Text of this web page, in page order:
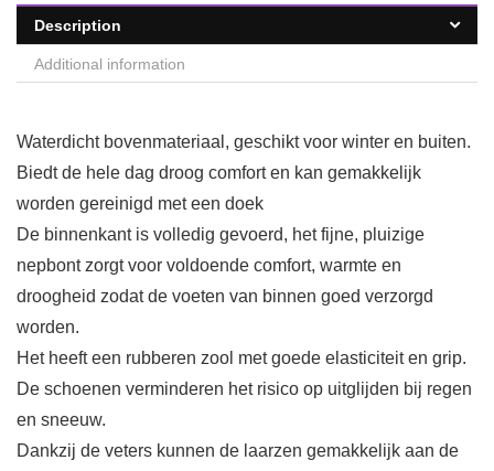
Description
Additional information
Waterdicht bovenmateriaal, geschikt voor winter en buiten.
Biedt de hele dag droog comfort en kan gemakkelijk
worden gereinigd met een doek
De binnenkant is volledig gevoerd, het fijne, pluizige
nepbont zorgt voor voldoende comfort, warmte en
droogheid zodat de voeten van binnen goed verzorgd
worden.
Het heeft een rubberen zool met goede elasticiteit en grip.
De schoenen verminderen het risico op uitglijden bij regen
en sneeuw.
Dankzij de veters kunnen de laarzen gemakkelijk aan de